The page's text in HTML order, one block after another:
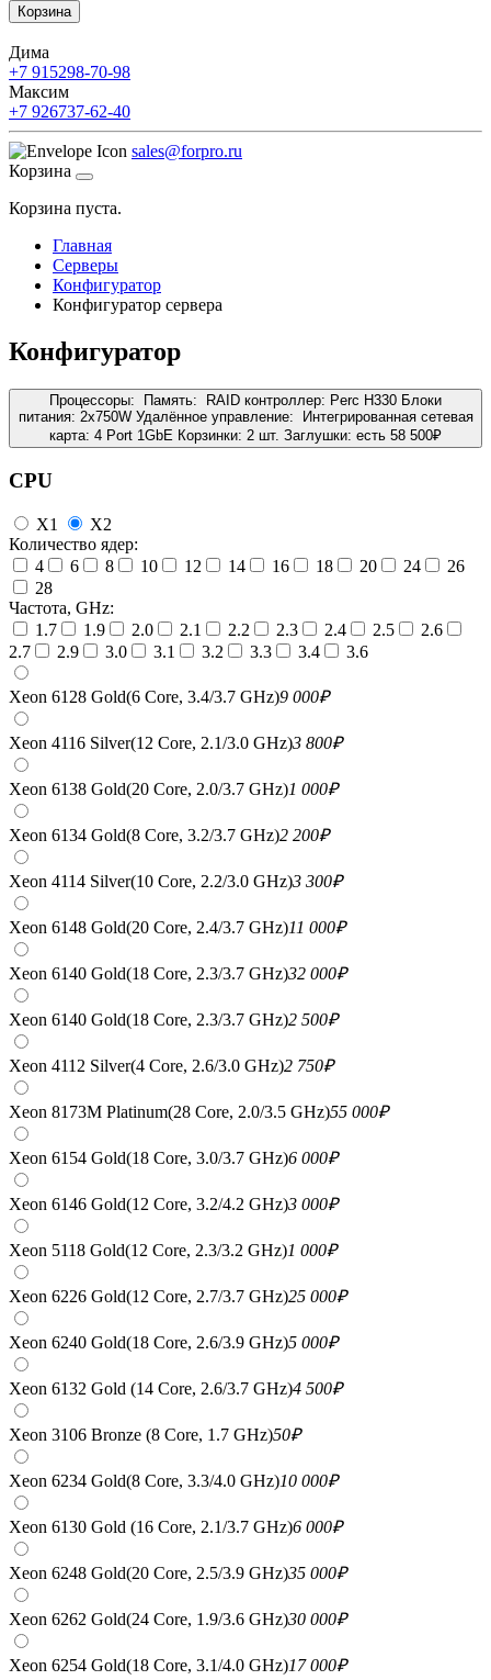
Корзина
Дима
+7 915298-70-98
Максим
+7 926737-62-40
sales@forpro.ru
Корзина
Корзина пуста.
Главная
Серверы
Конфигуратор
Конфигуратор сервера
Конфигуратор
Процессоры: Память: RAID контроллер: Perc H330 Блоки
питания: 2x750W Удалённое управление:
Интегрированная сетевая
карта: 4 Port 1GbE Корзинки: 2 шт. Заглушки: есть 58 500₽
CPU
X1
X2
Количество ядер:
4
6 8 10 12 14 16 18 20 24
26
28
Частота, GHz:
1.7
1.9 2.0 2.1 2.2 2.3 2.4 2.5
2.6
2.7
2.9 3.0 3.1 3.2 3.3 3.4 3.6
Xeon 6128 Gold(6 Core, 3.4/3.7 GHz)9 000₽
Xeon 4116 Silver(12 Core, 2.1/3.0 GHz)3 800₽
Xeon 6138 Gold(20 Core, 2.0/3.7 GHz)1 000₽
Xeon 6134 Gold(8 Core, 3.2/3.7 GHz)2 200₽
Xeon 4114 Silver(10 Core, 2.2/3.0 GHz)3 300₽
Xeon 6148 Gold(20 Core, 2.4/3.7 GHz)11 000₽
Xeon 6140 Gold(18 Core, 2.3/3.7 GHz)32 000₽
Xeon 6140 Gold(18 Core, 2.3/3.7 GHz)2 500₽
Xeon 4112 Silver(4 Core, 2.6/3.0 GHz)2 750₽
Xeon 8173M Platinum(28 Core, 2.0/3.5 GHz)55 000₽
Xeon 6154 Gold(18 Core, 3.0/3.7 GHz)6 000₽
Xeon 6146 Gold(12 Core, 3.2/4.2 GHz)3 000₽
Xeon 5118 Gold(12 Core, 2.3/3.2 GHz)1 000₽
Xeon 6226 Gold(12 Core, 2.7/3.7 GHz)25 000₽
Xeon 6240 Gold(18 Core, 2.6/3.9 GHz)5 000₽
Xeon 6132 Gold (14 Core, 2.6/3.7 GHz)4 500₽
Xeon 3106 Bronze (8 Core, 1.7 GHz)50₽
Xeon 6234 Gold(8 Core, 3.3/4.0 GHz)10 000₽
Xeon 6130 Gold (16 Core, 2.1/3.7 GHz)6 000₽
Xeon 6248 Gold(20 Core, 2.5/3.9 GHz)35 000₽
Xeon 6262 Gold(24 Core, 1.9/3.6 GHz)30 000₽
Xeon 6254 Gold(18 Core, 3.1/4.0 GHz)17 000₽